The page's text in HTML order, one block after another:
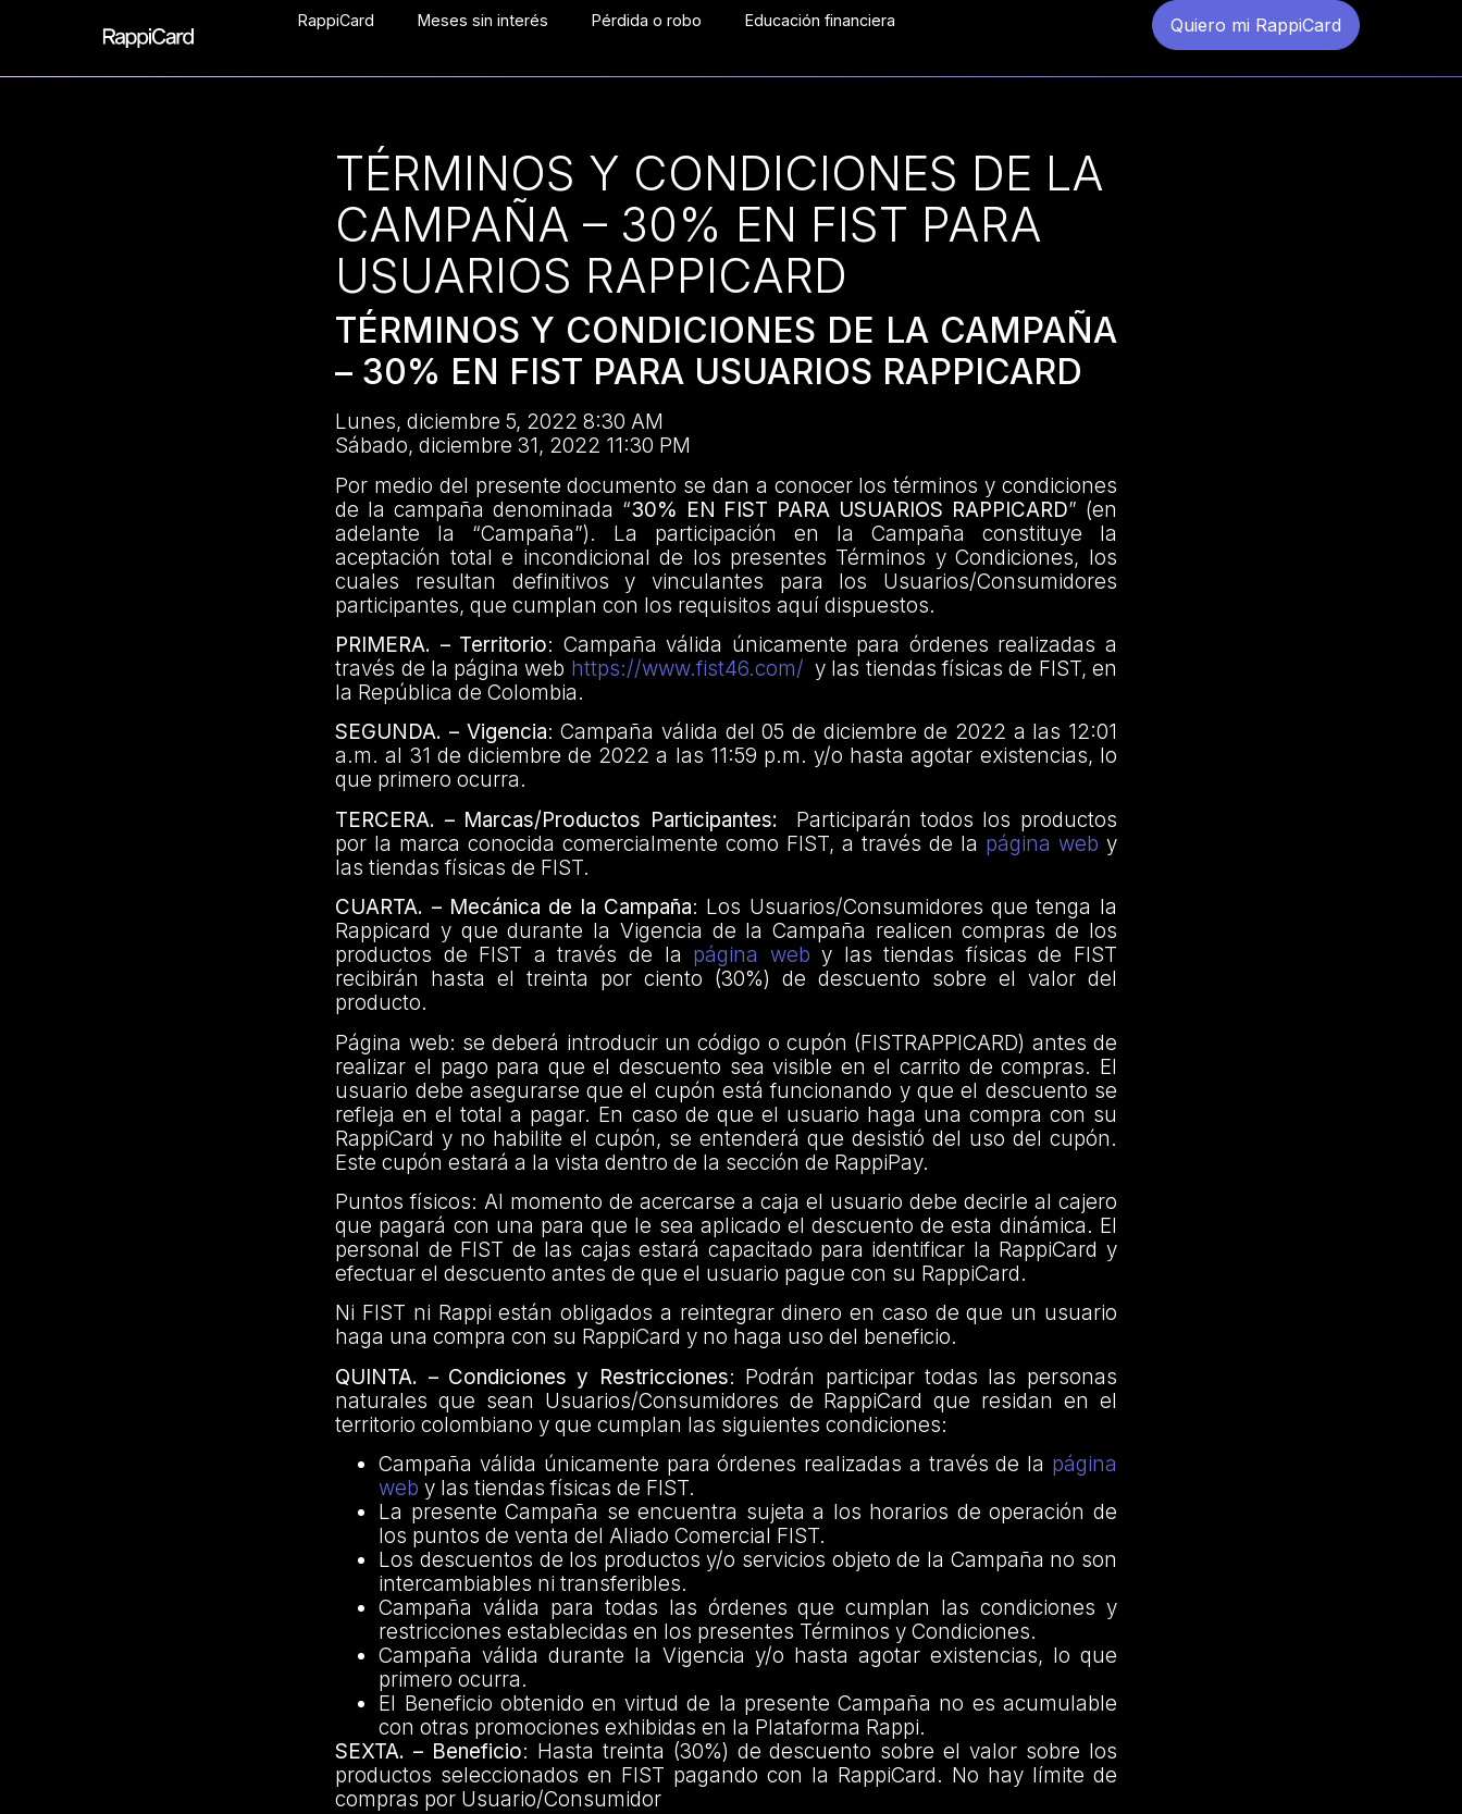
RappiCard Meses sin interés Pérdida o robo Educación financiera Quiero mi RappiCard
TÉRMINOS Y CONDICIONES DE LA
CAMPAÑA – 30% EN FIST PARA
USUARIOS RAPPICARD
TÉRMINOS Y CONDICIONES DE LA CAMPAÑA
– 30% EN FIST PARA USUARIOS RAPPICARD
Lunes, diciembre 5, 2022 8:30 AM
Sábado, diciembre 31, 2022 11:30 PM
Por medio del presente documento se dan a conocer los términos y condiciones
de la campaña denominada “30% EN FIST PARA USUARIOS RAPPICARD” (en
adelante la “Campaña”). La participación en la Campaña constituye la
aceptación total e incondicional de los presentes Términos y Condiciones, los
cuales resultan definitivos y vinculantes para los Usuarios/Consumidores
participantes, que cumplan con los requisitos aquí dispuestos.
PRIMERA. – Territorio: Campaña válida únicamente para órdenes realizadas a
través de la página web https://www.fist46.com/ y las tiendas físicas de FIST, en
la República de Colombia.
SEGUNDA. – Vigencia: Campaña válida del 05 de diciembre de 2022 a las 12:01
a.m. al 31 de diciembre de 2022 a las 11:59 p.m. y/o hasta agotar existencias, lo
que primero ocurra.
TERCERA. – Marcas/Productos Participantes: Participarán todos los productos
por la marca conocida comercialmente como FIST, a través de la página web y
las tiendas físicas de FIST.
CUARTA. – Mecánica de la Campaña: Los Usuarios/Consumidores que tenga la
Rappicard y que durante la Vigencia de la Campaña realicen compras de los
productos de FIST a través de la página web y las tiendas físicas de FIST
recibirán hasta el treinta por ciento (30%) de descuento sobre el valor del
producto.
Página web: se deberá introducir un código o cupón (FISTRAPPICARD) antes de
realizar el pago para que el descuento sea visible en el carrito de compras. El
usuario debe asegurarse que el cupón está funcionando y que el descuento se
refleja en el total a pagar. En caso de que el usuario haga una compra con su
RappiCard y no habilite el cupón, se entenderá que desistió del uso del cupón.
Este cupón estará a la vista dentro de la sección de RappiPay.
Puntos físicos: Al momento de acercarse a caja el usuario debe decirle al cajero
que pagará con una para que le sea aplicado el descuento de esta dinámica. El
personal de FIST de las cajas estará capacitado para identificar la RappiCard y
efectuar el descuento antes de que el usuario pague con su RappiCard.
Ni FIST ni Rappi están obligados a reintegrar dinero en caso de que un usuario
haga una compra con su RappiCard y no haga uso del beneficio.
QUINTA. – Condiciones y Restricciones: Podrán participar todas las personas
naturales que sean Usuarios/Consumidores de RappiCard que residan en el
territorio colombiano y que cumplan las siguientes condiciones:
Campaña válida únicamente para órdenes realizadas a través de la página
web y las tiendas físicas de FIST.
La presente Campaña se encuentra sujeta a los horarios de operación de
los puntos de venta del Aliado Comercial FIST.
Los descuentos de los productos y/o servicios objeto de la Campaña no son
intercambiables ni transferibles.
Campaña válida para todas las órdenes que cumplan las condiciones y
restricciones establecidas en los presentes Términos y Condiciones.
Campaña válida durante la Vigencia y/o hasta agotar existencias, lo que
primero ocurra.
El Beneficio obtenido en virtud de la presente Campaña no es acumulable
con otras promociones exhibidas en la Plataforma Rappi.
SEXTA. – Beneficio: Hasta treinta (30%) de descuento sobre el valor sobre los
productos seleccionados en FIST pagando con la RappiCard. No hay límite de
compras por Usuario/Consumidor